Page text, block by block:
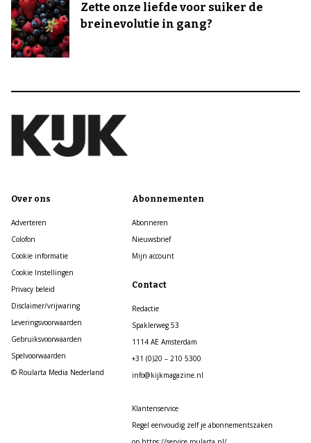
Zette onze liefde voor suiker de
breinevolutie in gang?
Over ons
Adverteren
Colofon
Cookie informatie
Cookie Instellingen
Privacy beleid
Disclaimer/vrijwaring
Leveringsvoorwaarden
Gebruiksvoorwaarden
Spelvoorwaarden
© Roularta Media Nederland
Abonnementen
Abonneren
Nieuwsbrief
Mijn account
Contact
Redactie
Spaklerweg 53
1114 AE Amsterdam
+31 (0)20 – 210 5300
info@kijkmagazine.nl
Klantenservice
Regel eenvoudig zelf je abonnementszaken